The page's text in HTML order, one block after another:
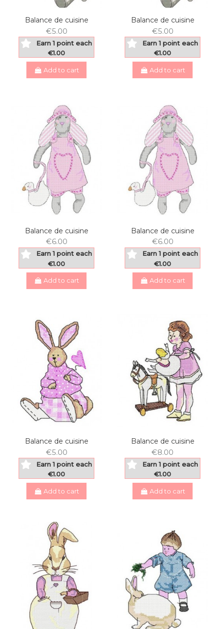
Balance de cuisine
€5.00
Earn 1 point each
€1.00
Add to cart
Balance de cuisine
€5.00
Earn 1 point each
€1.00
Add to cart
Balance de cuisine
€6.00
Earn 1 point each
€1.00
Add to cart
Balance de cuisine
€6.00
Earn 1 point each
€1.00
Add to cart
Balance de cuisine
€5.00
Earn 1 point each
€1.00
Add to cart
Balance de cuisine
€8.00
Earn 1 point each
€1.00
Add to cart